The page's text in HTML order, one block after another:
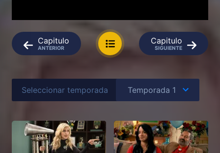
Capitulo
ANTERIOR
Capitulo
SIGUIENTE
Seleccionar temporada